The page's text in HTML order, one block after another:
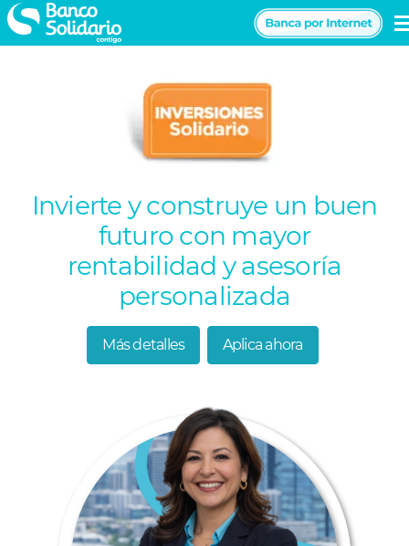
Pasar
al
Invierte y construye un buen
futuro con mayor
rentabilidad y asesoría
personalizada
Más detalles Aplica ahora